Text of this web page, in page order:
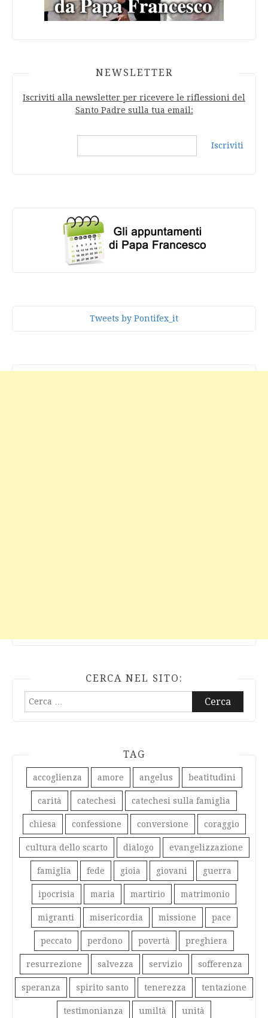
NEWSLETTER
Iscriviti alla newsletter per ricevere le riflessioni del
Santo Padre sulla tua email:
Iscriviti
Tweets by Pontifex_it
CERCA NEL SITO:
Ricerca
per:
TAG
accoglienza amore angelus beatitudini
carità catechesi catechesi sulla famiglia
chiesa confessione conversione coraggio
cultura dello scarto dialogo evangelizzazione
famiglia fede gioia giovani guerra
ipocrisia maria martirio matrimonio
migranti misericordia missione pace
peccato perdono povertà preghiera
resurrezione salvezza servizio sofferenza
speranza spirito santo tenerezza tentazione
testimonianza umiltà unità